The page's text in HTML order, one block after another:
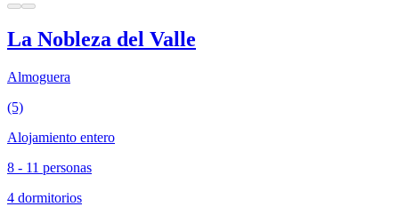
La Nobleza del Valle
Almoguera
(5)
Alojamiento entero
8 - 11 personas
4 dormitorios